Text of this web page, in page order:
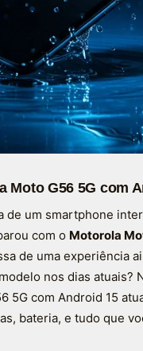
Moto G56 5G com
de um smartphone
com o Motorola
de uma experiência
nos dias atuais?
5G com Android 15
bateria, e tudo que